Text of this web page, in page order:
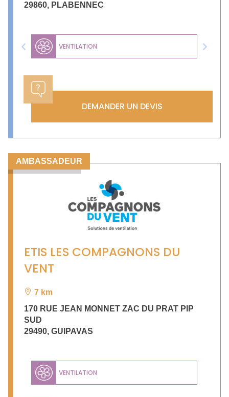
29860, PLABENNEC
VENTILATION
Previous Next
DEMANDER UN DEVIS
AMBASSADEUR
ETIS LES COMPAGNONS DU
VENT
7 km
170 RUE JEAN MONNET ZAC DU PRAT PIP
SUD
29490, GUIPAVAS
VENTILATION